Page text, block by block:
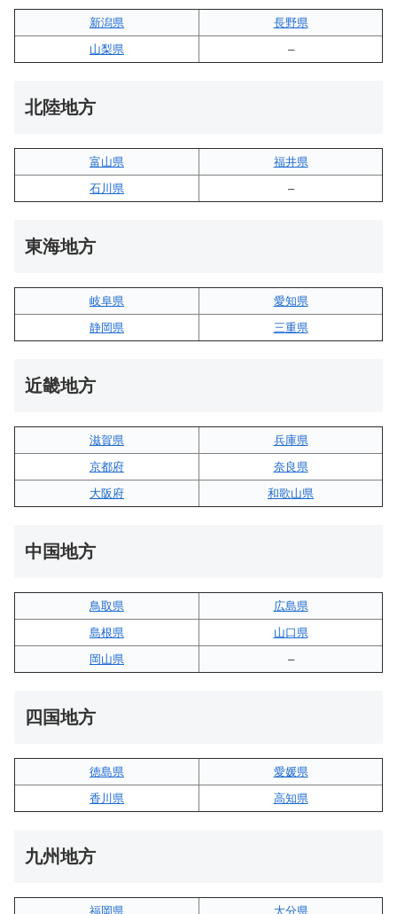
新潟県
長野県
山梨県
–
北陸地方
富山県
福井県
石川県
–
東海地方
岐阜県
愛知県
静岡県
三重県
近畿地方
滋賀県
兵庫県
京都府
奈良県
大阪府
和歌山県
中国地方
鳥取県
広島県
島根県
山口県
岡山県
–
四国地方
徳島県
愛媛県
香川県
高知県
九州地方
福岡県 大分県